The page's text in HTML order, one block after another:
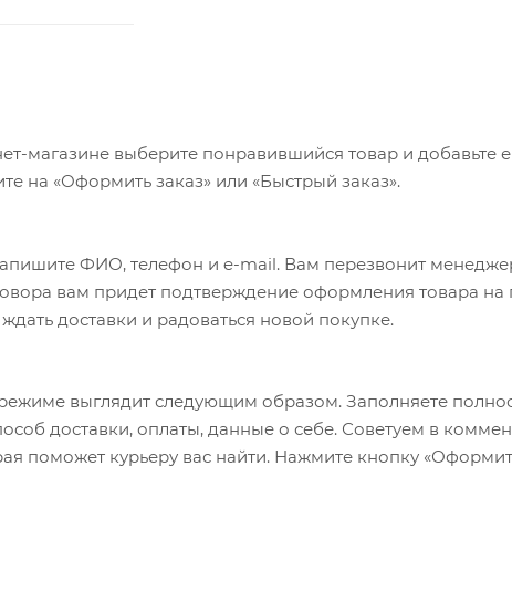
магазине выберите понравившийся товар и добавьте
на «Оформить заказ» или «Быстрый заказ».
ФИО, телефон и e-mail. Вам перезвонит
вам придет подтверждение оформления товара на
доставки и радоваться новой покупке.
выглядит следующим образом. Заполняете
доставки, оплаты, данные о себе. Советуем в
поможет курьеру вас найти. Нажмите кнопку